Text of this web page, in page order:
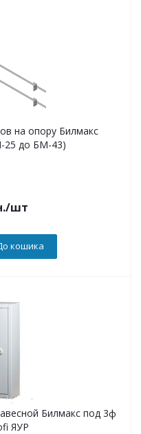
на опору Билмакс
25 до БМ-43)
/шт
кошика
Билмакс под 3ф
ЯУР